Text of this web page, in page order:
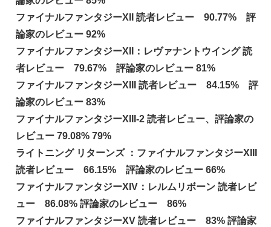
ファイナルファンタジーXII 読者レビュー 90.77% 評
論家のレビュー 92%
ファイナルファンタジーXII：レヴァナントウイング 読
者レビュー 79.67% 評論家のレビュー 81%
ファイナルファンタジーXIII 読者レビュー 84.15% 評
論家のレビュー 83%
ファイナルファンタジーXIII-2 読者レビュー、評論家の
レビュー 79.08% 79%
ライトニング リターンズ ：ファイナルファンタジーXIII
読者レビュー 66.15% 評論家のレビュー 66%
ファイナルファンタジーXIV：レルムリボーン 読者レビ
ュー 86.08% 評論家のレビュー 86%
ファイナルファンタジーXV 読者レビュー 83% 評論家